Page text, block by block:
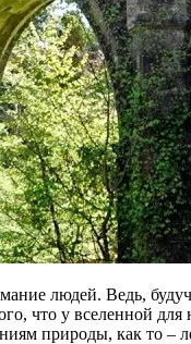
людей. Ведь,
что у вселенной
природы, как то –